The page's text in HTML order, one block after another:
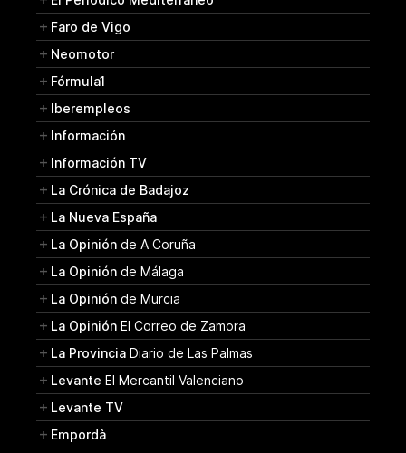
Faro de Vigo
Neomotor
Fórmula1
Iberempleos
Información
Información TV
La Crónica de Badajoz
La Nueva España
La Opinión de A Coruña
La Opinión de Málaga
La Opinión de Murcia
La Opinión El Correo de Zamora
La Provincia Diario de Las Palmas
Levante El Mercantil Valenciano
Levante TV
Empordà